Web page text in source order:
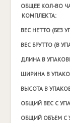
ОБЩЕЕ КОЛ-ВО
КОМПЛЕКТА:
ВЕС НЕТТО (БЕЗ
ВЕС БРУТТО (В
ДЛИНА В
ШИРИНА В
ВЫСОТА В
ОБЩИЙ ВЕС С
ОБЩИЙ ОБЪЕМ С